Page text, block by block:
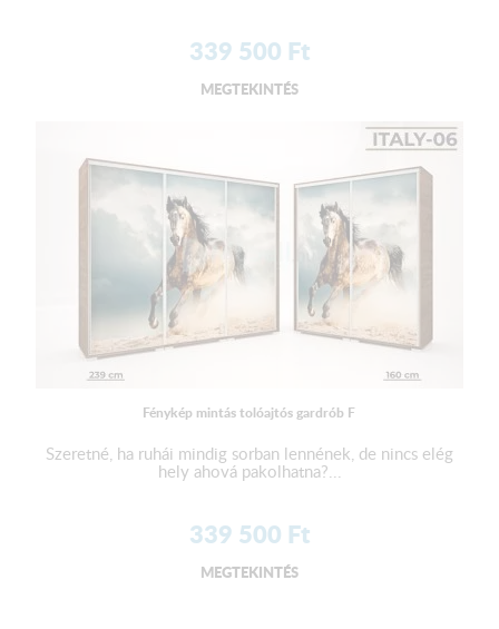
339 500 Ft
MEGTEKINTÉS
Fénykép mintás tolóajtós gardrób F
Szeretné, ha ruhái mindig sorban lennének, de nincs elég
hely ahová pakolhatna?...
339 500 Ft
MEGTEKINTÉS